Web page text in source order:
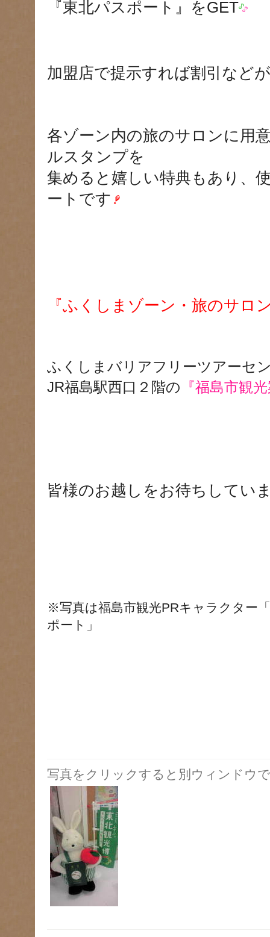
『東北パスポート』をGET
加盟店で提示すれば割引など
各ゾーン内の旅のサロンに用
ルスタンプを
集めると嬉しい特典もあり、
ートです
『ふくしまゾーン・旅のサロ
ふくしまバリアフリーツアーセ
JR福島駅西口２階の 『福島市観
皆様のお越しをお待ちしてい
※写真は福島市観光PRキャラクター
ポート」
写真をクリックすると別ウィンドウ